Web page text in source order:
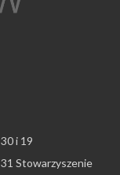
i 19
Stowarzyszenie